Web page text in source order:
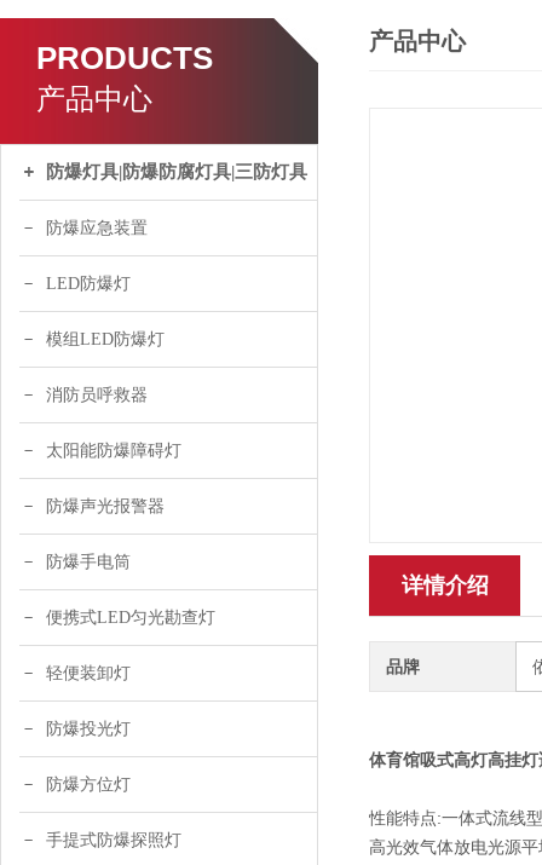
PRODUCTS
产品中心
防爆灯具|防爆防腐灯具|三防灯具
防爆应急装置
LED防爆灯
模组LED防爆灯
消防员呼救器
太阳能防爆障碍灯
防爆声光报警器
防爆手电筒
便携式LED匀光勘查灯
轻便装卸灯
防爆投光灯
防爆方位灯
手提式防爆探照灯
产品中心
详情介绍
品牌
体育馆吸式高灯高挂灯
性能特点:一体式流线
高光效气体放电光源